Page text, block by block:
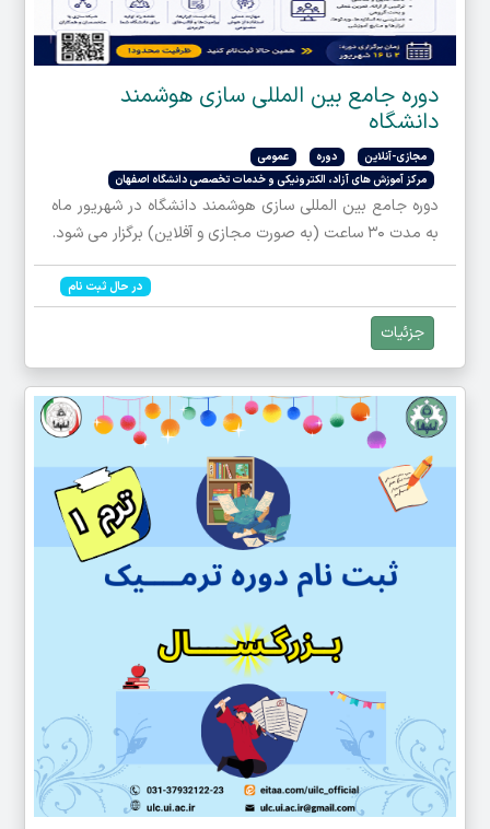
دوره جامع بین المللی سازی هوشمند
دانشگاه
مجازی-آنلاین دوره
عمومی
مرکز آموز‌ش های آزاد، الکترونیکی و خدمات تخصصی دانشگاه اصفهان
دوره جامع بین المللی سازی هوشمند دانشگاه در شهریور ماه
به مدت ۳۰ ساعت (به صورت مجازی و آفلاین) برگزار می شود.
در حال ثبت نام
جزئیات